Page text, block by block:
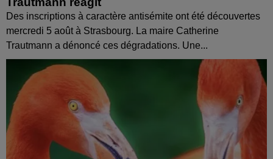
Des inscriptions à caractère antisémite ont été découvertes
mercredi 5 août à Strasbourg. La maire Catherine
Trautmann a dénoncé ces dégradations. Une...